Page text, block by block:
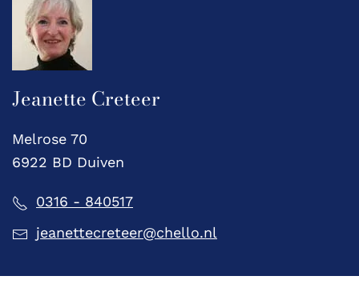
Jeanette Creteer
Melrose 70
6922 BD Duiven
0316 - 840517
jeanettecreteer@chello.nl